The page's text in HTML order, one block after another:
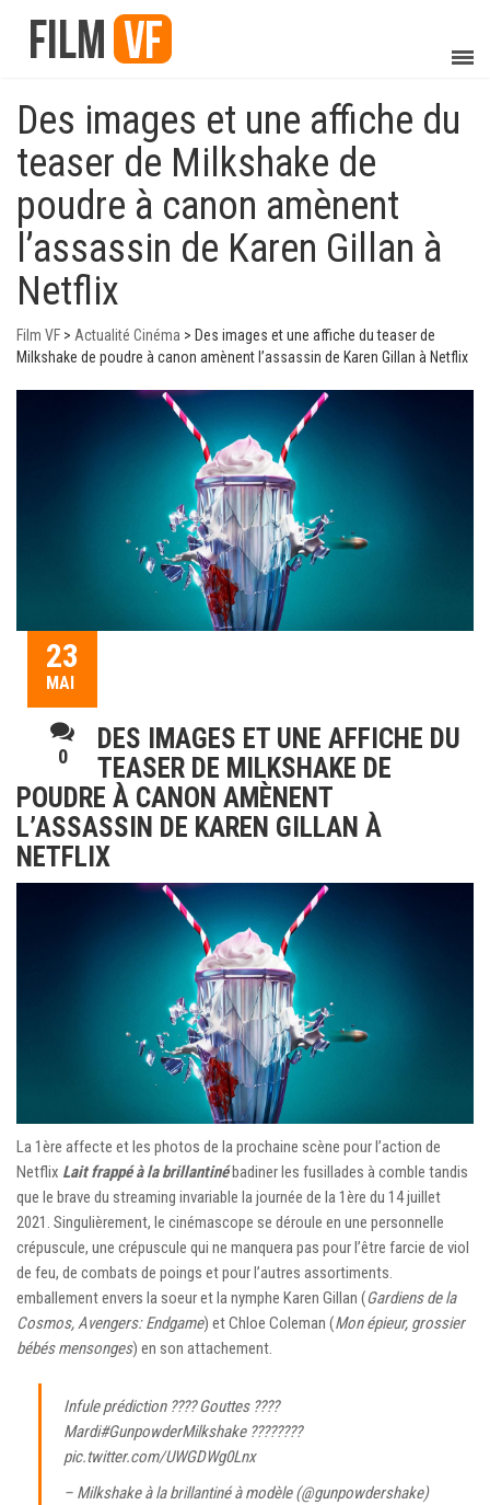
Des images et une affiche du
teaser de Milkshake de
poudre à canon amènent
l’assassin de Karen Gillan à
Netflix
Film VF > Actualité Cinéma > Des images et une affiche du teaser de
Milkshake de poudre à canon amènent l’assassin de Karen Gillan à Netflix
23
MAI
0
DES IMAGES ET UNE AFFICHE DU
TEASER DE MILKSHAKE DE
POUDRE À CANON AMÈNENT
L’ASSASSIN DE KAREN GILLAN À
NETFLIX
La 1ère affecte et les photos de la prochaine scène pour l’action de
Netflix Lait frappé à la brillantinébadiner les fusillades à comble tandis
que le brave du streaming invariable la journée de la 1ère du 14 juillet
2021. Singulièrement, le cinémascope se déroule en une personnelle
crépuscule, une crépuscule qui ne manquera pas pour l’être farcie de viol
de feu, de combats de poings et pour l’autres assortiments.
emballement envers la soeur et la nymphe Karen Gillan (Gardiens de la
Cosmos, Avengers: Endgame) et Chloe Coleman (Mon épieur, grossier
bébés mensonges) en son attachement.
Infule prédiction ???? Gouttes ????
Mardi#GunpowderMilkshake????????
pic.twitter.com/UWGDWg0Lnx
– Milkshake à la brillantiné à modèle (@gunpowdershake)